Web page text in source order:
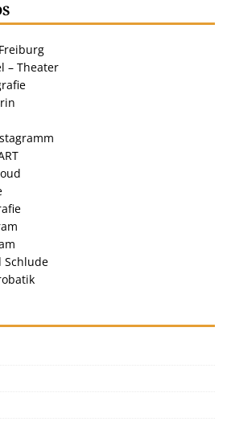
– Theater
Schlude